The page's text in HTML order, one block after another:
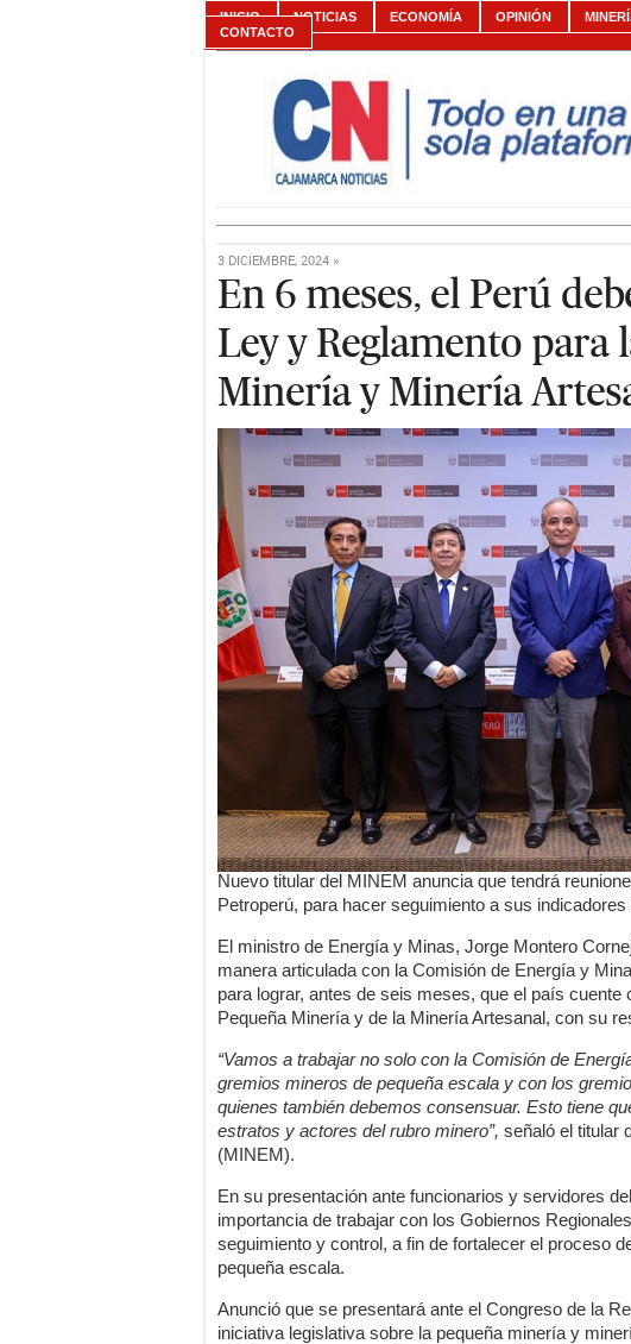
INICIO NOTICIAS ECONOMÍA OPINIÓN
CONTACTO
3 DICIEMBRE, 2024 »
En 6 meses, el Perú
Ley y Reglamento para
Minería y Minería
Nuevo titular del MINEM anuncia que tendrá
Petroperú, para hacer seguimiento a sus indicadores
El ministro de Energía y Minas, Jorge Montero
manera articulada con la Comisión de Energía y
para lograr, antes de seis meses, que el país cuente
Pequeña Minería y de la Minería Artesanal, con su
“Vamos a trabajar no solo con la Comisión de
gremios mineros de pequeña escala y con los
quienes también debemos consensuar. Esto tiene
estratos y actores del rubro minero”, señaló el titular
(MINEM).
En su presentación ante funcionarios y servidores
importancia de trabajar con los Gobiernos
seguimiento y control, a fin de fortalecer el proceso
pequeña escala.
Anunció que se presentará ante el Congreso de la
iniciativa legislativa sobre la pequeña minería y